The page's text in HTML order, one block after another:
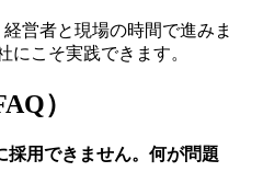
営者と現場の時間で進みま
にこそ実践できます。
）
採用できません。何が問題